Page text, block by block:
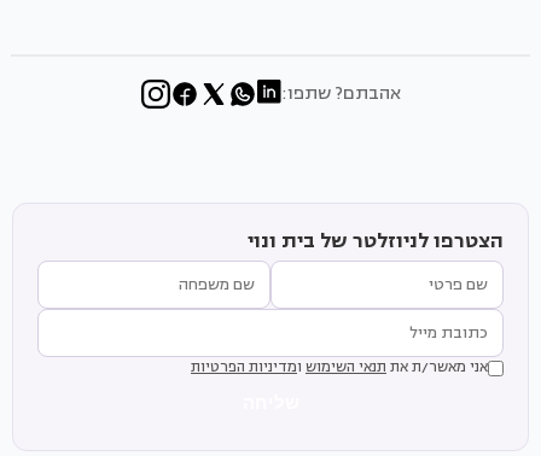
אהבתם? שתפו:
הצטרפו לניוזלטר של בית ונוי
אני מאשר/ת את תנאי השימוש ומדיניות הפרטיות